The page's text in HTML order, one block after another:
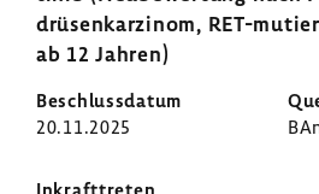
drü­sen­kar­zinom, RET-​
ab 12 Jahren)
20.11.2025